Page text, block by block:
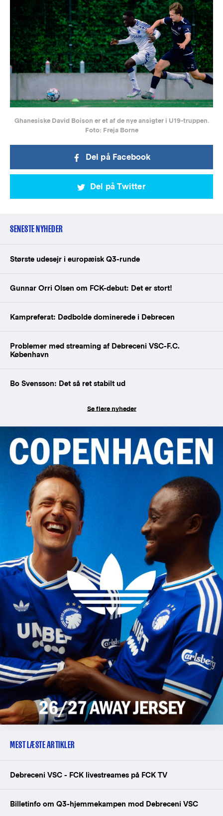
Ghanesiske David Boison er et af de nye ansigter i U19-truppen.
Foto: Freja Borne
Del på Facebook
Del på Twitter
SENESTE NYHEDER
Største udesejr i europæisk Q3-runde
Gunnar Orri Olsen om FCK-debut: Det er stort!
Kampreferat: Dødbolde dominerede i Debrecen
Problemer med streaming af Debreceni VSC-F.C.
København
Bo Svensson: Det så ret stabilt ud
Se flere nyheder
MEST LÆSTE ARTIKLER
Debreceni VSC - FCK livestreames på FCK TV
Billetinfo om Q3-hjemmekampen mod Debreceni VSC